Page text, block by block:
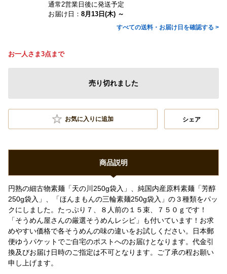
通常2営業日後に発送予定
お届け日： 8月13日(木) ～
すべての送料・お届け日を確認する >
お一人さま3点まで
売り切れました
お気に入りに追加 シェア
商品説明
円熟の細古物素麺「天の川250g袋入」、純国内産原料素麺「芳醇
250g袋入」、「ほんまもんの三輪素麺250g袋入」の３種類をパッ
クにしました。たっぷり７、８人前の１５束、７５０ｇです！
「そうめん屋さんの厳選そうめんレシピ」も付いています！お求
めやすい価格で各そうめんの味の違いをお試しください。日本郵
便ゆうパケットでご自宅のポストへのお届けとなります。代金引
換及びお届け日時のご指定は不可となります。ご了承の程お願い
申し上げます。